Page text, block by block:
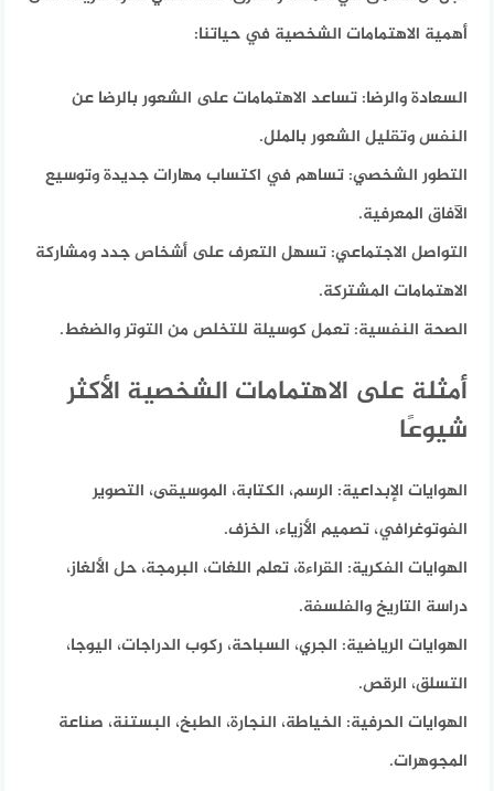
أهمية الاهتمامات الشخصية في حياتنا:
السعادة والرضا: تساعد الاهتمامات على الشعور بالرضا عن
النفس وتقليل الشعور بالملل.
التطور الشخصي: تساهم في اكتساب مهارات جديدة وتوسيع
الآفاق المعرفية.
التواصل الاجتماعي: تسهل التعرف على أشخاص جدد ومشاركة
الاهتمامات المشتركة.
الصحة النفسية: تعمل كوسيلة للتخلص من التوتر والضغط.
أمثلة على الاهتمامات الشخصية الأكثر
شيوعًا
الهوايات الإبداعية: الرسم، الكتابة، الموسيقى، التصوير
الفوتوغرافي، تصميم الأزياء، الخزف.
الهوايات الفكرية: القراءة، تعلم اللغات، البرمجة، حل الألغاز،
دراسة التاريخ والفلسفة.
الهوايات الرياضية: الجري، السباحة، ركوب الدراجات، اليوجا،
التسلق، الرقص.
الهوايات الحرفية: الخياطة، النجارة، الطبخ، البستنة، صناعة
المجوهرات.